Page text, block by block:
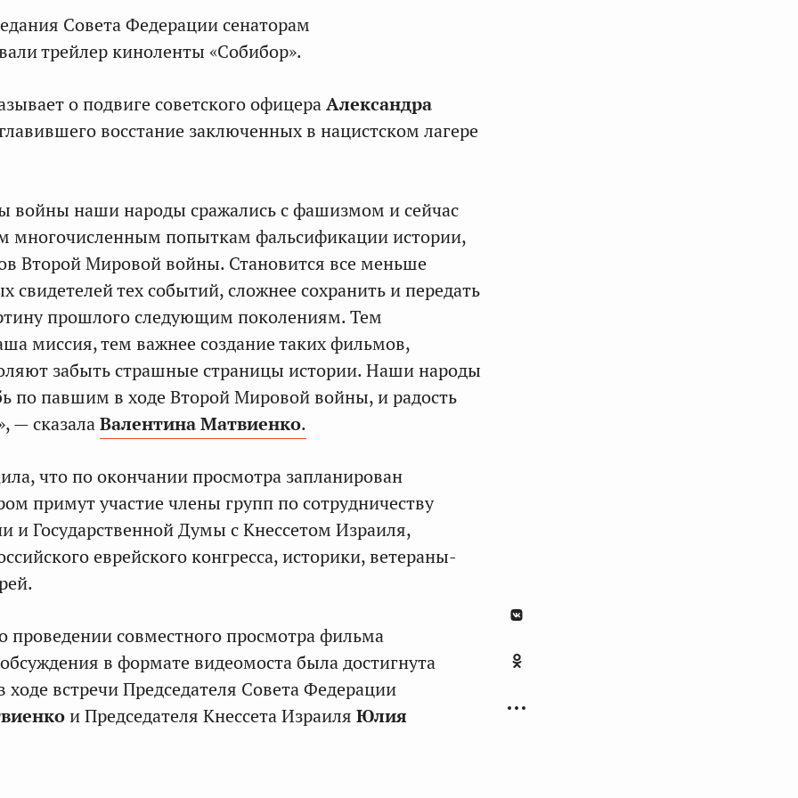
Совета Федерации сенаторам
трейлер киноленты «Собибор».
о подвиге советского офицераАлександра
восстание заключенных в нацистском лагере
войны наши народы сражались с фашизмом и сейчас
многочисленным попыткам фальсификации истории,
Второй Мировой войны. Становится все меньше
свидетелей тех событий, сложнее сохранить и передать
прошлого следующим поколениям. Тем
миссия, тем важнее создание таких фильмов,
забыть страшные страницы истории. Наши народы
по павшим в ходе Второй Мировой войны, и радость
— сказалаВалентина Матвиенко.
что по окончании просмотра запланирован
примут участие члены групп по сотрудничеству
и Государственной Думы с Кнессетом Израиля,
еврейского конгресса, историки, ветераны-
проведении совместного просмотра фильма
в формате видеомоста была достигнута
встречи Председателя Совета Федерации
и Председателя Кнессета Израиля Юлия